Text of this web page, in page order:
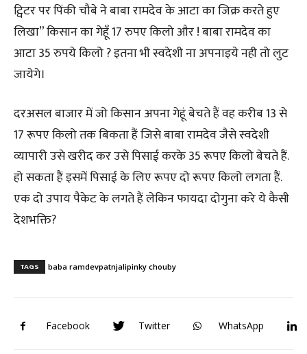
ट्विटर पर पिंकी चौबे ने बाबा रामदेव के आटा का जिक्र करते हुए
लिखा” किसान का गेहूँ 17 रुपए किलो और ! बाबा रामदेव का
आटा 35 रुपये किलो ? इतना भी स्वदेशी ना अपनाइये नही तो लुट
जायेगे।
दरअसल बाजार में जो किसान अपना गेहूं बेचते हैं वह करीब 13 से
17 रूपए किलो तक बिकता हैं जिसे बाबा रामदेव जैसे स्वदेशी
व्यापारी उसे खरीद कर उसे पिसाई करके 35 रूपए किलो बेचते हैं.
हो सकता हैं इसमें पिसाई के लिए रूपए दो रूपए किलो लगता हैं.
एक दो उपाय पैकेट के लगते हैं लेकिन फायदा दोगुना करे ये कैसी
देशभक्ति?
TAGS baba ramdevpatnjalipinky chouby
Facebook Twitter WhatsApp